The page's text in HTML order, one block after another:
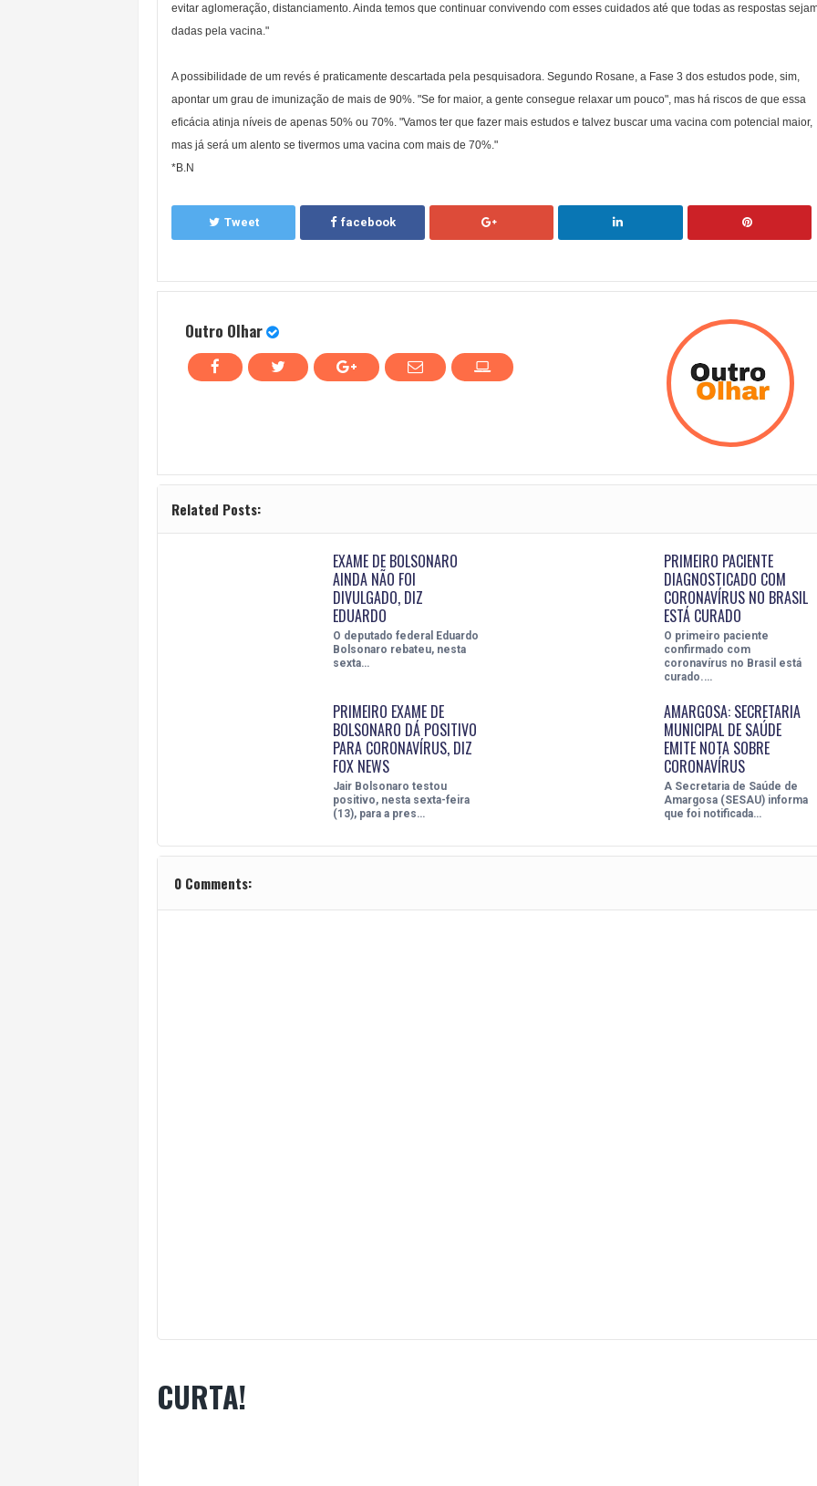
evitar aglomeração, distanciamento. Ainda temos que continuar convivendo com esses cuidados até que todas as respostas
dadas pela vacina."
A possibilidade de um revés é praticamente descartada pela pesquisadora. Segundo Rosane, a Fase 3 dos estudos pode, sim,
apontar um grau de imunização de mais de 90%. "Se for maior, a gente consegue relaxar um pouco", mas há riscos de que essa
eficácia atinja níveis de apenas 50% ou 70%. "Vamos ter que fazer mais estudos e talvez buscar uma vacina com potencial maior,
mas já será um alento se tivermos uma vacina com mais de 70%."
*B.N
Tweet facebook
Outro Olhar
Related Posts:
EXAME DE BOLSONARO
AINDA NÃO FOI
DIVULGADO, DIZ
EDUARDO
O deputado federal Eduardo
Bolsonaro rebateu, nesta
sexta…
PRIMEIRO PACIENTE
DIAGNOSTICADO COM
CORONAVÍRUS NO BRASIL
ESTÁ CURADO
O primeiro paciente
confirmado com
coronavírus no Brasil está
curado.…
PRIMEIRO EXAME DE
BOLSONARO DÁ POSITIVO
PARA CORONAVÍRUS, DIZ
FOX NEWS
Jair Bolsonaro testou
positivo, nesta sexta-feira
(13), para a pres…
AMARGOSA: SECRETARIA
MUNICIPAL DE SAÚDE
EMITE NOTA SOBRE
CORONAVÍRUS
A Secretaria de Saúde de
Amargosa (SESAU) informa
que foi notificada…
0 Comments:
CURTA!